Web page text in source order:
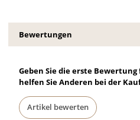
Bewertungen
Geben Sie die erste
helfen Sie Anderen bei der
Artikel bewerten